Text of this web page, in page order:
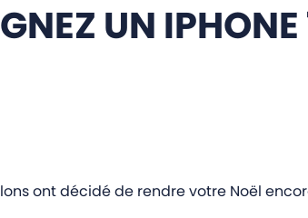
UN
ont décidé de rendre votre Noël